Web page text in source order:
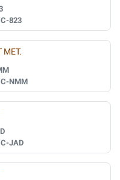
823
MET.
NMM
JAD